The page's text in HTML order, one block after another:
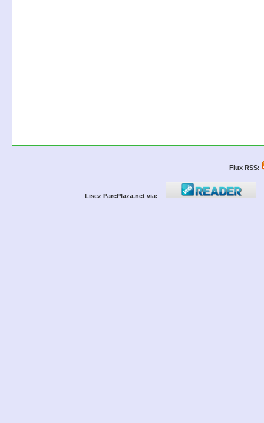
Flux RSS:
Lisez ParcPlaza.net via: